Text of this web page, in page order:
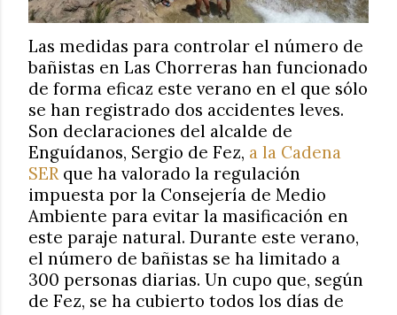
Las medidas para controlar el número de
bañistas en Las Chorreras han funcionado
de forma eficaz este verano en el que sólo
se han registrado dos accidentes leves.
Son declaraciones del alcalde de
Enguídanos, Sergio de Fez, a la Cadena
SERque ha valorado la regulación
impuesta por la Consejería de Medio
Ambiente para evitar la masificación en
este paraje natural. Durante este verano,
el número de bañistas se ha limitado a
300 personas diarias. Un cupo que, según
de Fez, se ha cubierto todos los días de